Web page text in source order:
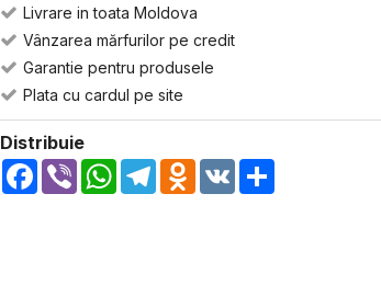
Livrare in toata Moldova
Vânzarea mărfurilor pe credit
Garantie pentru produsele
Plata cu cardul pe site
Distribuie
Facebook
Viber WhatsApp
TelegramOdnoklassniki
VK